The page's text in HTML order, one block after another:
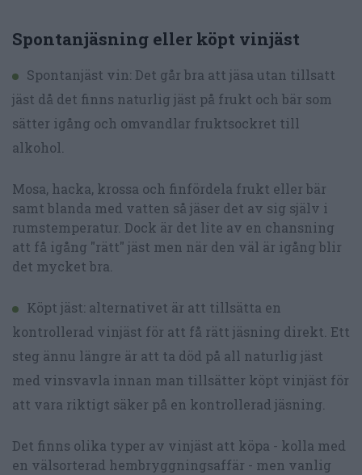
Spontanjäsning eller köpt vinjäst
Spontanjäst vin: Det går bra att jäsa utan tillsatt
jäst då det finns naturlig jäst på frukt och bär som
sätter igång och omvandlar fruktsockret till
alkohol.
Mosa, hacka, krossa och finfördela frukt eller bär
samt blanda med vatten så jäser det av sig själv i
rumstemperatur. Dock är det lite av en chansning
att få igång "rätt" jäst men när den väl är igång blir
det mycket bra.
Köpt jäst: alternativet är att tillsätta en
kontrollerad vinjäst för att få rätt jäsning direkt. Ett
steg ännu längre är att ta död på all naturlig jäst
med vinsvavla innan man tillsätter köpt vinjäst för
att vara riktigt säker på en kontrollerad jäsning.
Det finns olika typer av vinjäst att köpa - kolla med
en välsorterad hembryggningsaffär - men vanlig